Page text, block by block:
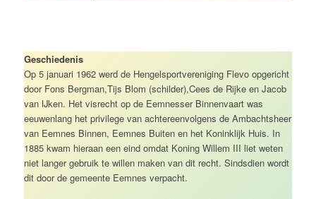
Geschiedenis
Op 5 januari 1962 werd de Hengelsportvereniging Flevo opgericht
door Fons Bergman,Tijs Blom (schilder),Cees de Rijke en Jacob
van IJken. Het visrecht op de Eemnesser Binnenvaart was
eeuwenlang het privilege van achtereenvolgens de Ambachtsheer
van Eemnes Binnen, Eemnes Buiten en het Koninklijk Huis. In
1885 kwam hieraan een eind omdat Koning Willem III liet weten
niet langer gebruik te willen maken van dit recht. Sindsdien wordt
dit door de gemeente Eemnes verpacht.